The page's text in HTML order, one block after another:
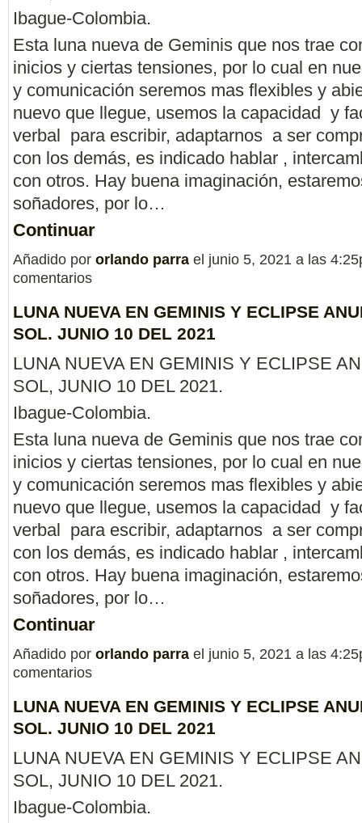
Ibague-Colombia.
Esta luna nueva de Geminis que nos trae
inicios y ciertas tensiones, por lo cual en
y comunicación seremos mas flexibles y
nuevo que llegue, usemos la capacidad y
verbal para escribir, adaptarnos a ser
con los demás, es indicado hablar ,
con otros. Hay buena imaginación,
soñadores, por lo…
Continuar
Añadido por orlando parra el junio 5, 2021 a las
comentarios
LUNA NUEVA EN GEMINIS Y ECLIPSE
SOL. JUNIO 10 DEL 2021
LUNA NUEVA EN GEMINIS Y ECLIPSE
SOL, JUNIO 10 DEL 2021.
Ibague-Colombia.
Esta luna nueva de Geminis que nos trae
inicios y ciertas tensiones, por lo cual en
y comunicación seremos mas flexibles y
nuevo que llegue, usemos la capacidad y
verbal para escribir, adaptarnos a ser
con los demás, es indicado hablar ,
con otros. Hay buena imaginación,
soñadores, por lo…
Continuar
Añadido por orlando parra el junio 5, 2021 a las
comentarios
LUNA NUEVA EN GEMINIS Y ECLIPSE
SOL. JUNIO 10 DEL 2021
LUNA NUEVA EN GEMINIS Y ECLIPSE
SOL, JUNIO 10 DEL 2021.
Ibague-Colombia.